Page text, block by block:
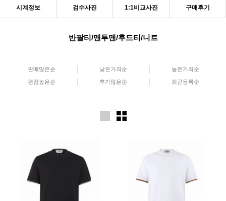
시계정보 검수사진 1:1비교사진 구매후기
반팔티/맨투맨/후드티/니트
판매많은순 낮은가격순 높은가격순
평점높은순 후기많은순 최근등록순